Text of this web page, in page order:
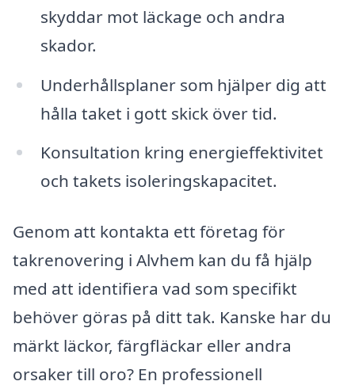
skyddar mot läckage och andra
skador.
Underhållsplaner som hjälper dig att
hålla taket i gott skick över tid.
Konsultation kring energieffektivitet
och takets isoleringskapacitet.
Genom att kontakta ett företag för
takrenovering i Alvhem kan du få hjälp
med att identifiera vad som specifikt
behöver göras på ditt tak. Kanske har du
märkt läckor, färgfläckar eller andra
orsaker till oro? En professionell